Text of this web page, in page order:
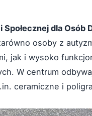
dla Osób
osoby z
jak i wysoko
W centrum
ceramiczne i